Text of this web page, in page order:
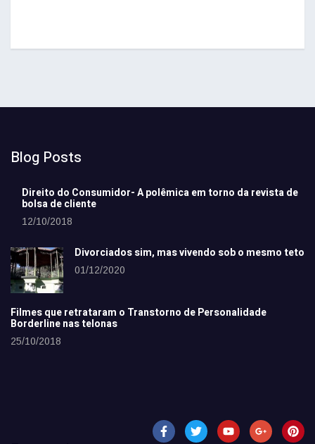
Blog Posts
Direito do Consumidor- A polêmica em torno da revista de
bolsa de cliente
12/10/2018
Divorciados sim, mas vivendo sob o mesmo teto
01/12/2020
Filmes que retrataram o Transtorno de Personalidade
Borderline nas telonas
25/10/2018